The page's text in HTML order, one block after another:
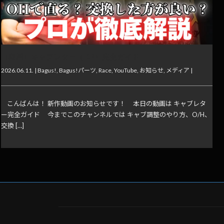
2026.06.11. | Bagus!, Bagus!パーツ, Race, YouTube, お知らせ, メディア |
こんばんは！ 新作動画のお知らせです！ 本日の動画は キャブレタ
ー完全ガイド 今までこのチャンネルでは キャブ調整のやり方、O/H、
交換 […]